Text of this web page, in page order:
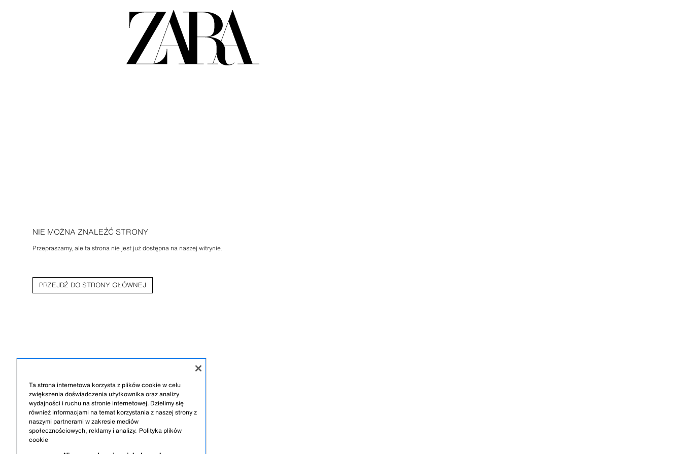
NIE MOŻNA ZNALEŹĆ STRONY
Przepraszamy, ale ta strona nie jest już dostępna na naszej witrynie.
PRZEJDŹ DO STRONY GŁÓWNEJ
Ta strona internetowa korzysta z plików cookie w celu
zwiększenia doświadczenia użytkownika oraz analizy
wydajności i ruchu na stronie internetowej. Dzielimy się
również informacjami na temat korzystania z naszej strony z
naszymi partnerami w zakresie mediów
społecznościowych, reklamy i analizy. Polityka plików
cookie